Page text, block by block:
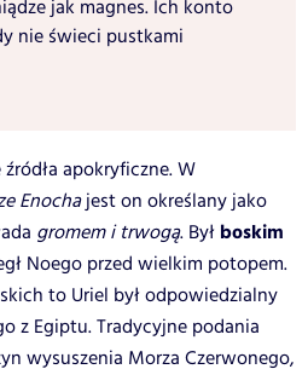
jak magnes. Ich konto
nie świeci pustkami
apokryficzne. W
Enochajest on określany jako
gromem i trwogą. Był boskim
Noego przed wielkim potopem.
to Uriel był odpowiedzialny
z Egiptu. Tradycyjne podania
wysuszenia Morza Czerwonego,